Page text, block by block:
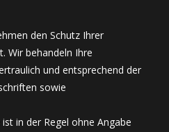
den Schutz Ihrer
Wir behandeln Ihre
und entsprechend der
sowie
in der Regel ohne Angabe